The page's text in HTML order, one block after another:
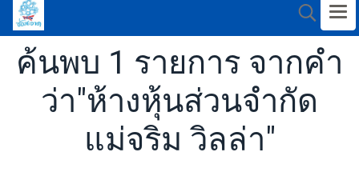
ค้นพบ 1 รายการ จากคำ
ว่า"ห้างหุ้นส่วนจำกัด
แม่จริม วิลล่า"